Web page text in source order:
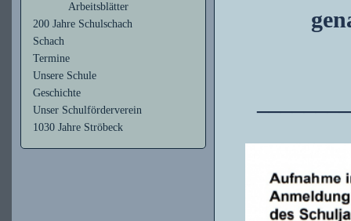
Arbeitsblätter
200 Jahre Schulschach
Schach
Termine
Unsere Schule
Geschichte
Unser Schulförderverein
1030 Jahre Ströbeck